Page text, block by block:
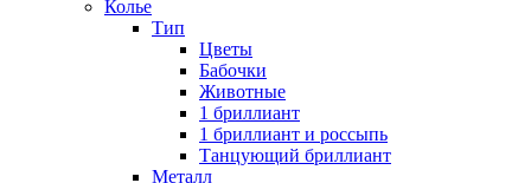
Колье
Тип
Цветы
Бабочки
Животные
1 бриллиант
1 бриллиант и россыпь
Танцующий бриллиант
Металл